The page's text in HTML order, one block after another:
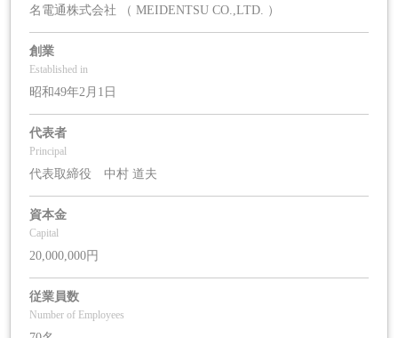
名電通株式会社 （ MEIDENTSU CO.,LTD. ）
創業
Established in
昭和49年2月1日
代表者
Principal
代表取締役 中村 道夫
資本金
Capital
20,000,000円
従業員数
Number of Employees